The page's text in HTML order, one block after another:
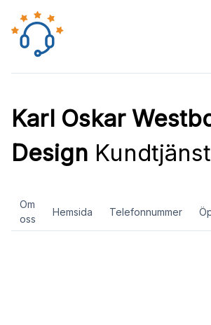
Karl Oskar
Design Kundtjänst
Om
oss
Hemsida Telefonnummer